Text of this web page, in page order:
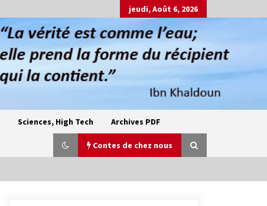
jeudi, Août 6, 2026
Sciences, High Tech Archives PDF
Contes de chez nous